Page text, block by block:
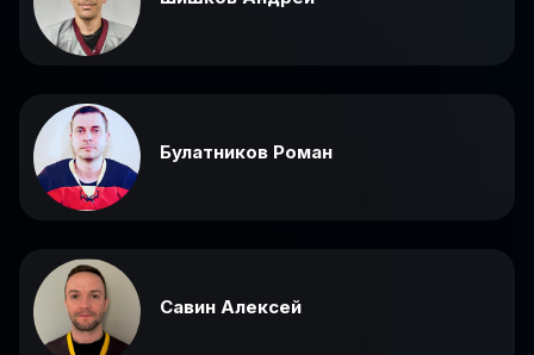
Булатников Роман
Савин Алексей